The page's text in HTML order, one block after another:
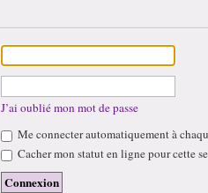
J’ai oublié mon mot de passe
Me connecter automatiquement à
Cacher mon statut en ligne pour cette